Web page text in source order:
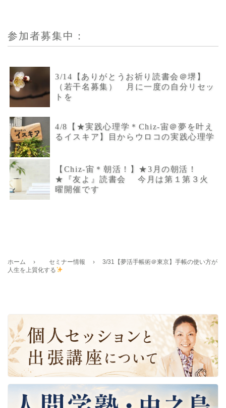
参加者募集中：
3/14【ありがとうお祈り読書会＠堺】
（若干名募集） 月に一度の自分リセッ
トを
4/8【★実践心理学＊Chiz-宙＠夢を叶え
るイスキア】目からウロコの実践心理学
【Chiz-宙＊朝活！】★3月の朝活！
★『友よ』読書会 今月は第１第３火
曜開催です
ホーム › セミナー情報 › 3/31【夢活手帳術＠東京】手帳の使い方が
人生を上質化する